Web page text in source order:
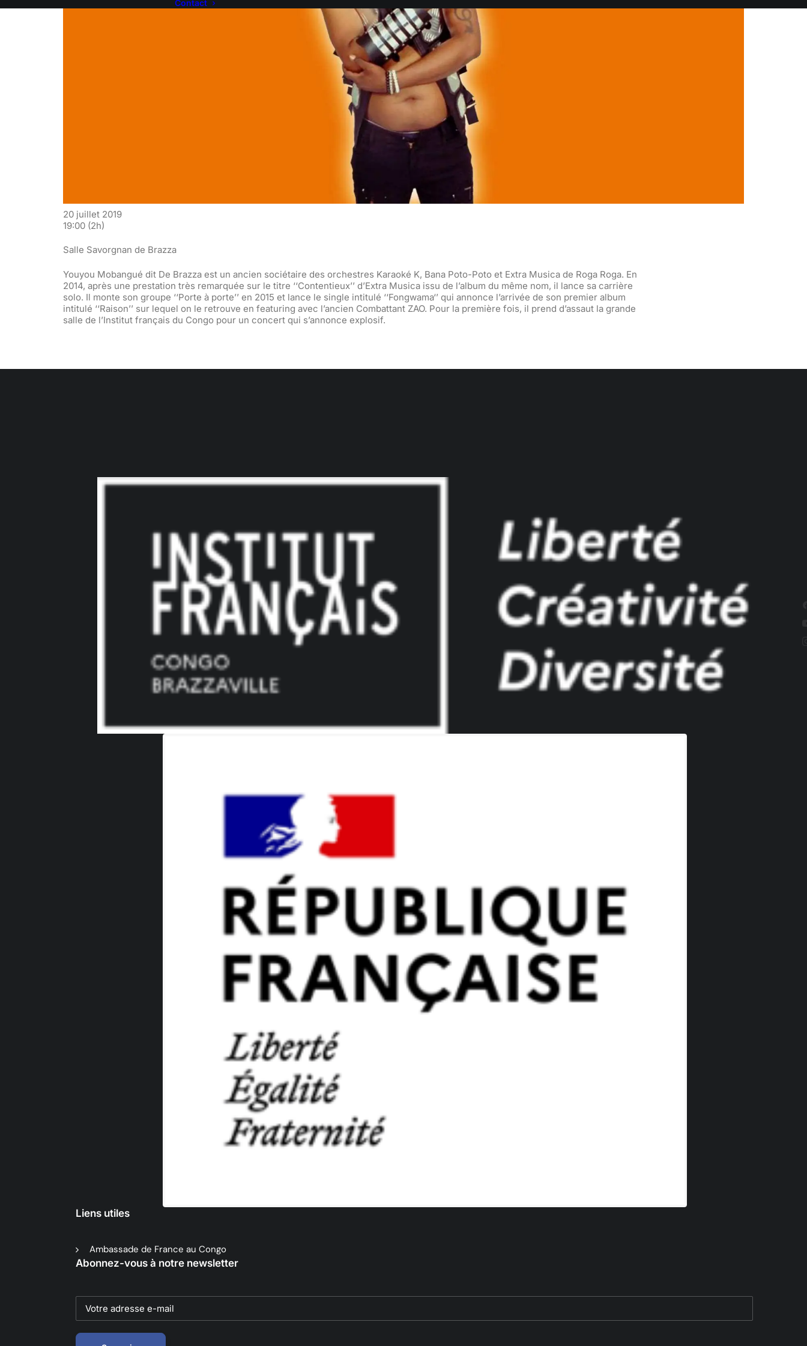
Contact
Youyou Mobangué dit De Brazza est un ancien sociétaire des orchestres Karaoké K, Bana Poto-Poto et Extra Musica de Roga Roga. En
2014, après une prestation très remarquée sur le titre ‘‘Contentieux’’ d’Extra Musica issu de l’album du même nom, il lance sa carrière
solo. Il monte son groupe ‘‘Porte à porte’’ en 2015 et lance le single intitulé ‘‘Fongwama‘’ qui annonce l’arrivée de son premier album
intitulé ‘‘Raison’’ sur lequel on le retrouve en featuring avec l’ancien Combattant ZAO. Pour la première fois, il prend d’assaut la grande
salle de l’Institut français du Congo pour un concert qui s’annonce explosif.
20 juillet 2019
19:00 (2h)
Salle Savorgnan de Brazza
Liens utiles
Ambassade de France au Congo
Abonnez-vous à notre newsletter